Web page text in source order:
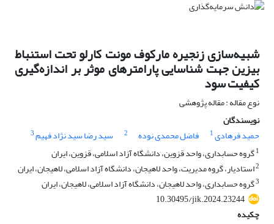
شبیه‌سازی زنجیره مارکوف مونت کارلو تحت استنباط
بیزین جهت شناسایی پارامترهای موثر بر اندازه‌گیری
کیفیت سود
نوع مقاله : مقاله پژوهشی
نویسندگان
حمید فرهادی1 فاضل محمدی نوده 2 سید رضا سید نژاد فهیم3
1گروه حسابداری، واحد قزوین، دانشگاه آزاد اسلامی، قزوین، ایران
2استادیار، گروه مدیریت، واحد لاهیجان، دانشگاه آزاد اسلامی، لاهیجان، ایران
3گروه حسابداری، واحد لاهیجان، دانشگاه آزاد اسلامی، لاهیجان، ایران
10.30495/jik.2024.23244
چکیده